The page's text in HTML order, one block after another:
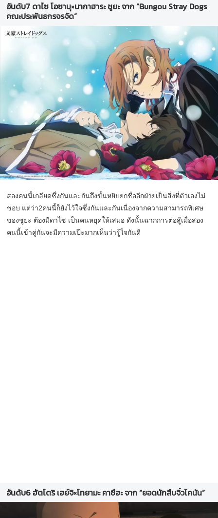
อันดับ7 ดาไซ โอซามุ×นากาฮาระ ชูยะ จาก “Bungou Stray Dogs
คณะประพันธกรจรจัด”
สองคนนี้เกลียดซึ่งกันและกันถึงขั้นหยิบยกชื่ออีกฝ่ายเป็นสิ่งที่ตัวเองไม่
ชอบ แต่ว่า2คนนี้ก็ยังไว้ใจซึ่งกันและกันเนื่องจากความสามารถพิเศษ
ของชูยะ ต้องมีดาไซ เป็นคนหยุดให้เสมอ ดังนั้นฉากการต่อสู้เมื่อสอง
คนนี้เข้าคู่กันจะมีความเป๊ะมากเห็นว่ารู้ใจกันดี
อันดับ6 ฮัตโตริ เฮย์จิ×โทยามะ คาซึฮะ จาก “ยอดนักสืบจิ๋วโคนัน”